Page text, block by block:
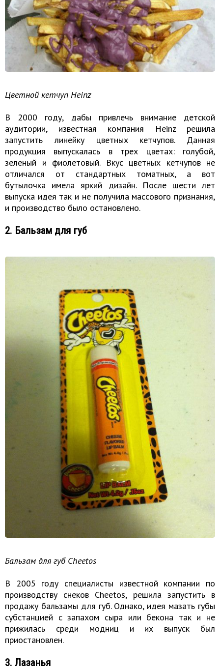
Цветной кетчуп Heinz
В 2000 году, дабы привлечь внимание детской
аудитории, известная компания Heinz решила
запустить линейку цветных кетчупов. Данная
продукция выпускалась в трех цветах: голубой,
зеленый и фиолетовый. Вкус цветных кетчупов не
отличался от стандартных томатных, а вот
бутылочка имела яркий дизайн. После шести лет
выпуска идея так и не получила массового признания,
и производство было остановлено.
2. Бальзам для губ
Бальзам для губ Cheetos
В 2005 году специалисты известной компании по
производству снеков Cheetos, решила запустить в
продажу бальзамы для губ. Однако, идея мазать губы
субстанцией с запахом сыра или бекона так и не
прижилась среди модниц и их выпуск был
приостановлен.
3. Лазанья